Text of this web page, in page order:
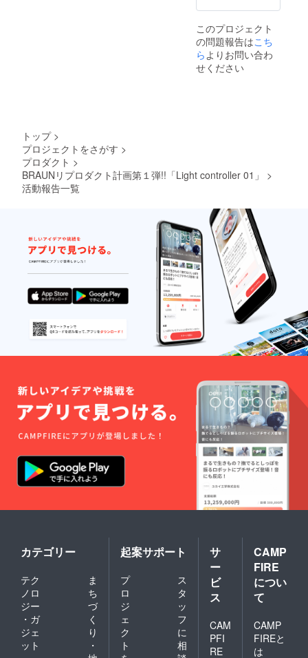
このプロジェクト
の問題報告はこち
らよりお問い合わ
せください
トップ >
プロジェクトをさがす >
プロダクト >
BRAUNリプロダクト計画第１弾!!「Light controller 01」
>
活動報告一覧
カテゴリー
テク
ノロ
ジー
・ガ
ジェ
ット
ま
ち
づ
く
り
・
起案サポート
プ
ロ
ジ
ェ
ク
ト
ス
タ
ッ
フ
に
相
サ
ー
ビ
ス
CAM
PFI
RE
CAMP
FIRE
につい
て
CAMP
FIREと
は